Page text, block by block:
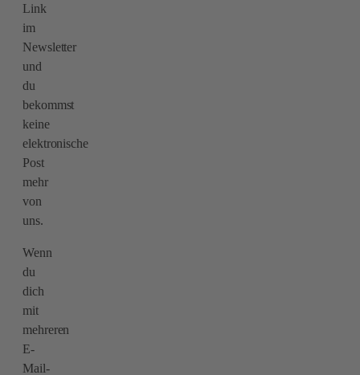
Link
im
Newsletter
und
du
bekommst
keine
elektronische
Post
mehr
von
uns.
Wenn
du
dich
mit
mehreren
E-
Mail-